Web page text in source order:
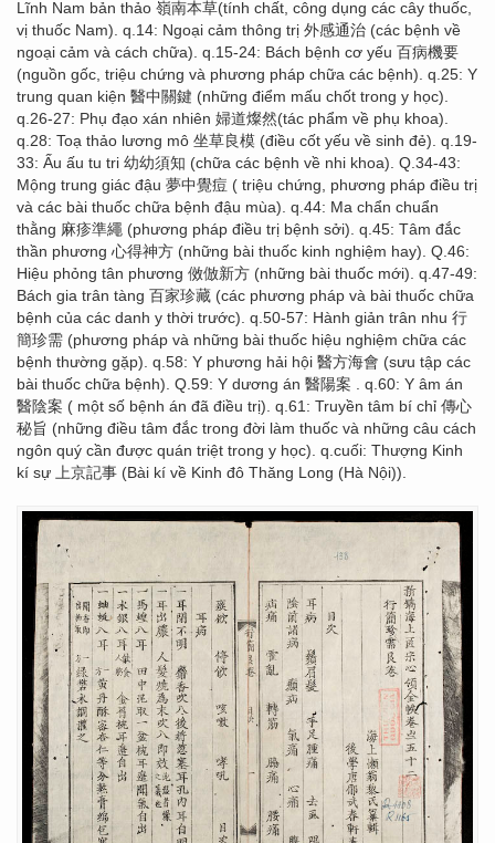
Lĩnh Nam bản thảo 嶺南本草(tính chất, công dụng các cây thuốc,
vị thuốc Nam). q.14: Ngoại cảm thông trị 外感通治 (các bệnh về
ngoại cảm và cách chữa). q.15-24: Bách bệnh cơ yếu 百病機要
(nguồn gốc, triệu chứng và phương pháp chữa các bệnh). q.25: Y
trung quan kiện 醫中關鍵 (những điểm mấu chốt trong y học).
q.26-27: Phụ đạo xán nhiên 婦道燦然(tác phẩm về phụ khoa).
q.28: Toạ thảo lương mô 坐草良模 (điều cốt yếu về sinh đẻ). q.19-
33: Ấu ấu tu tri 幼幼須知 (chữa các bệnh về nhi khoa). Q.34-43:
Mộng trung giác đậu 夢中覺痘 ( triệu chứng, phương pháp điều trị
và các bài thuốc chữa bệnh đậu mùa). q.44: Ma chẩn chuẩn
thằng 麻疹準繩 (phương pháp điều trị bệnh sởi). q.45: Tâm đắc
thần phương 心得神方 (những bài thuốc kinh nghiệm hay). Q.46:
Hiệu phỏng tân phương 傚倣新方 (những bài thuốc mới). q.47-49:
Bách gia trân tàng 百家珍藏 (các phương pháp và bài thuốc chữa
bệnh của các danh y thời trước). q.50-57: Hành giản trân nhu 行
簡珍需 (phương pháp và những bài thuốc hiệu nghiệm chữa các
bệnh thường gặp). q.58: Y phương hải hội 醫方海會 (sưu tập các
bài thuốc chữa bệnh). Q.59: Y dương án 醫陽案 . q.60: Y âm án
醫陰案 ( một số bệnh án đã điều trị). q.61: Truyền tâm bí chỉ 傳心
秘旨 (những điều tâm đắc trong đời làm thuốc và những câu cách
ngôn quý cần được quán triệt trong y học). q.cuối: Thượng Kinh
kí sự 上京記事 (Bài kí về Kinh đô Thăng Long (Hà Nội)).